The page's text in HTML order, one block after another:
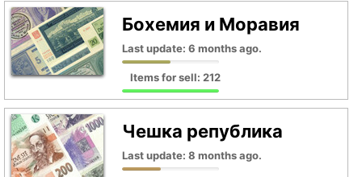
Бохемия и Моравия
Last update: 6 months ago.
Items for sell: 212
Чешка република
Last update: 8 months ago.